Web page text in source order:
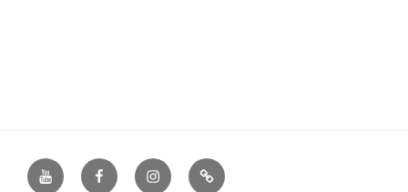
YouTube FacebookInstagramTikTok